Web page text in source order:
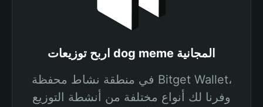
اربح توزيعات dog meme المجانية
في منطقة نشاط محفظة Bitget Wallet،
وفرنا لك أنواع مختلفة من أنشطة التوزيع